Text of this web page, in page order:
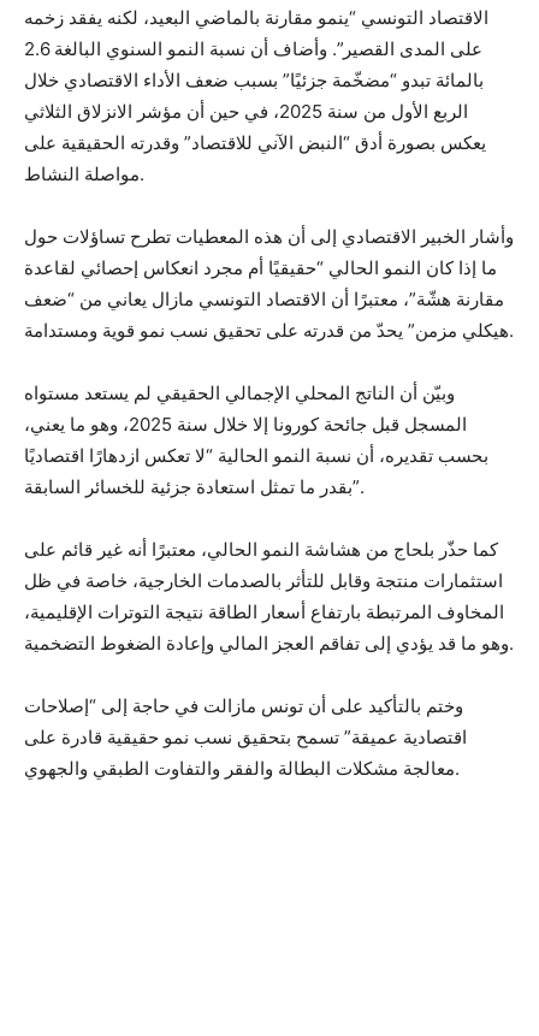
الاقتصاد التونسي “ينمو مقارنة بالماضي البعيد، لكنه يفقد زخمه
على المدى القصير”. وأضاف أن نسبة النمو السنوي البالغة 2.6
بالمائة تبدو “مضخّمة جزئيًا” بسبب ضعف الأداء الاقتصادي خلال
الربع الأول من سنة 2025، في حين أن مؤشر الانزلاق الثلاثي
يعكس بصورة أدق “النبض الآني للاقتصاد” وقدرته الحقيقية على
مواصلة النشاط.
وأشار الخبير الاقتصادي إلى أن هذه المعطيات تطرح تساؤلات حول
ما إذا كان النمو الحالي “حقيقيًا أم مجرد انعكاس إحصائي لقاعدة
مقارنة هشّة”، معتبرًا أن الاقتصاد التونسي مازال يعاني من “ضعف
هيكلي مزمن” يحدّ من قدرته على تحقيق نسب نمو قوية ومستدامة.
وبيّن أن الناتج المحلي الإجمالي الحقيقي لم يستعد مستواه
المسجل قبل جائحة كورونا إلا خلال سنة 2025، وهو ما يعني،
بحسب تقديره، أن نسبة النمو الحالية “لا تعكس ازدهارًا اقتصاديًا
بقدر ما تمثل استعادة جزئية للخسائر السابقة”.
كما حذّر بلحاج من هشاشة النمو الحالي، معتبرًا أنه غير قائم على
استثمارات منتجة وقابل للتأثر بالصدمات الخارجية، خاصة في ظل
المخاوف المرتبطة بارتفاع أسعار الطاقة نتيجة التوترات الإقليمية،
وهو ما قد يؤدي إلى تفاقم العجز المالي وإعادة الضغوط التضخمية.
وختم بالتأكيد على أن تونس مازالت في حاجة إلى “إصلاحات
اقتصادية عميقة” تسمح بتحقيق نسب نمو حقيقية قادرة على
معالجة مشكلات البطالة والفقر والتفاوت الطبقي والجهوي.